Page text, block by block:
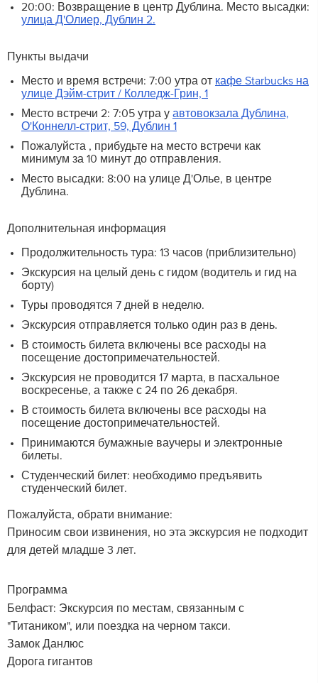
20:00: Возвращение в центр Дублина. Место высадки:
улица Д'Олиер, Дублин 2.
Пункты выдачи
Место и время встречи: 7:00 утра от кафе Starbucks на
улице Дэйм-стрит / Колледж-Грин, 1
Место встречи 2: 7:05 утра у автовокзала Дублина,
О'Коннелл-стрит, 59, Дублин 1
Пожалуйста , прибудьте на место встречи как
минимум за 10 минут до отправления.
Место высадки: 8:00 на улице Д'Олье, в центре
Дублина.
Дополнительная информация
Продолжительность тура: 13 часов (приблизительно)
Экскурсия на целый день с гидом (водитель и гид на
борту)
Туры проводятся 7 дней в неделю.
Экскурсия отправляется только один раз в день.
В стоимость билета включены все расходы на
посещение достопримечательностей.
Экскурсия не проводится 17 марта, в пасхальное
воскресенье, а также с 24 по 26 декабря.
В стоимость билета включены все расходы на
посещение достопримечательностей.
Принимаются бумажные ваучеры и электронные
билеты.
Студенческий билет: необходимо предъявить
студенческий билет.
Пожалуйста, обрати внимание:
Приносим свои извинения, но эта экскурсия не подходит
для детей младше 3 лет.
Программа
Белфаст: Экскурсия по местам, связанным с
"Титаником", или поездка на черном такси.
Замок Данлюс
Дорога гигантов